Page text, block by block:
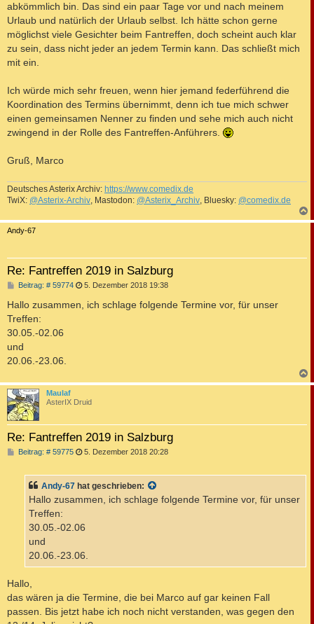
abkömmlich bin. Das sind ein paar Tage vor und nach meinem
Urlaub und natürlich der Urlaub selbst. Ich hätte schon gerne
möglichst viele Gesichter beim Fantreffen, doch scheint auch klar
zu sein, dass nicht jeder an jedem Termin kann. Das schließt mich
mit ein.
Ich würde mich sehr freuen, wenn hier jemand federführend die
Koordination des Termins übernimmt, denn ich tue mich schwer
einen gemeinsamen Nenner zu finden und sehe mich auch nicht
zwingend in der Rolle des Fantreffen-Anführers.
Gruß, Marco
Deutsches Asterix Archiv: https://www.comedix.de
TwiX: @Asterix-Archiv, Mastodon: @Asterix_Archiv, Bluesky: @comedix.de
a
Andy-67
Re: Fantreffen 2019 in Salzburg
Beitrag: # 59774B
i
5. Dezember 2018 19:38
Hallo zusammen, ich schlage folgende Termine vor, für unser
Treffen:
30.05.-02.06
und
20.06.-23.06.
a
Maulaf
AsterIX Druid
Re: Fantreffen 2019 in Salzburg
Beitrag: # 59775B
r
a
5. Dezember 2018 20:28
Andy-67 hat geschrieben:
Hallo zusammen, ich schlage folgende Termine vor, für unser
Treffen:
30.05.-02.06
und
20.06.-23.06.
Hallo,
das wären ja die Termine, die bei Marco auf gar keinen Fall
passen. Bis jetzt habe ich noch nicht verstanden, was gegen den